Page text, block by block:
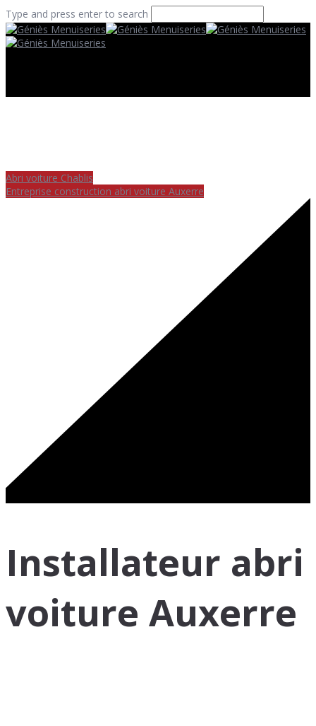
Type and press enter to search
Abri voiture Chablis
Entreprise construction abri voiture Auxerre
Installateur abri
voiture Auxerre